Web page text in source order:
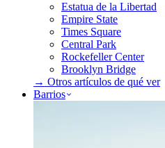
Estatua de la Libertad
Empire State
Times Square
Central Park
Rockefeller Center
Brooklyn Bridge
→ Otros artículos de qué ver
Barrios